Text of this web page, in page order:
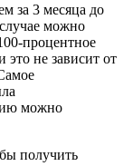
за 3 месяца до
можно
процентное
не зависит от
можно
получить